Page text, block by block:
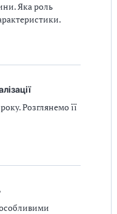
Яка роль
Розглянемо її